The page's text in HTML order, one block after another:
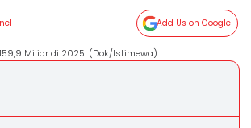
Add Us on Google
Miliar di 2025. (Dok/Istimewa).